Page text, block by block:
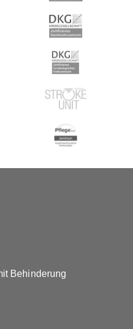
Behinderung